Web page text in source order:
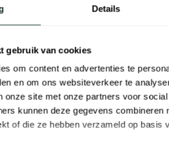
Details
gebruik van cookies
om content en advertenties te
en om ons websiteverkeer te
onze site met onze partners voor
kunnen deze gegevens combineren
of die ze hebben verzameld op basis
colbert Comfort Fit blauw met print
Dressler
colbert blauw geruit normale fit